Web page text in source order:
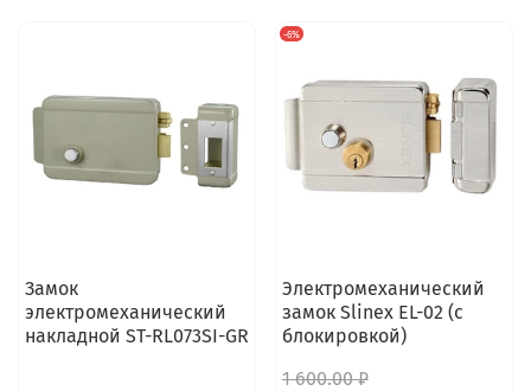
Замок
электромеханический
накладной ST-RL073SI-GR
-6%
Электромеханический
замок Slinex EL-02 (с
блокировкой)
1 600.00 ₽